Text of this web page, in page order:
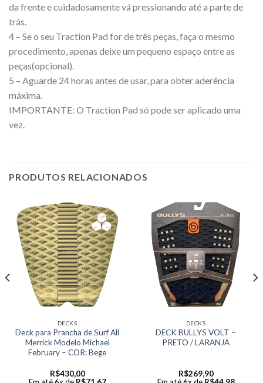
da frente e cuidadosamente vá pressionando até a parte de
trás.
4 – Se o seu Traction Pad for de três peças, faça o mesmo
procedimento, apenas deixe um pequeno espaço entre as
peças(opcional).
5 – Aguarde 24 horas antes de usar, para obter aderência
máxima.
IMPORTANTE: O Traction Pad só pode ser aplicado uma
vez.
PRODUTOS RELACIONADOS
DECKS
Deck para Prancha de Surf All
Merrick Modelo Michael
February – COR: Bege
R$430,00
DECKS
DECK BULLYS VOLT –
PRETO / LARANJA
R$269,90